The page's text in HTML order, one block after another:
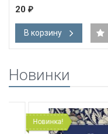
20 ₽
В корзину
Новинки
Новинка!